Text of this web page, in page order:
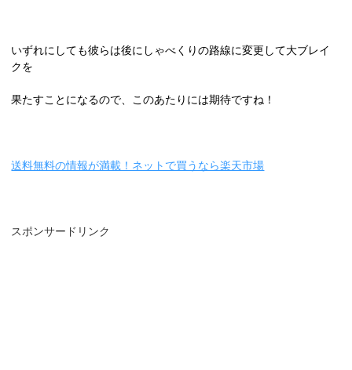
いずれにしても彼らは後にしゃべくりの路線に変更して大ブレイ
クを
果たすことになるので、このあたりには期待ですね！
送料無料の情報が満載！ネットで買うなら楽天市場
スポンサードリンク